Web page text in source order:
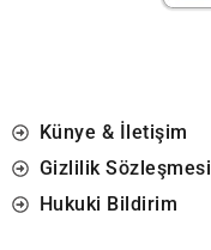
Künye & İletişim
Gizlilik Sözleşmesi
Hukuki Bildirim